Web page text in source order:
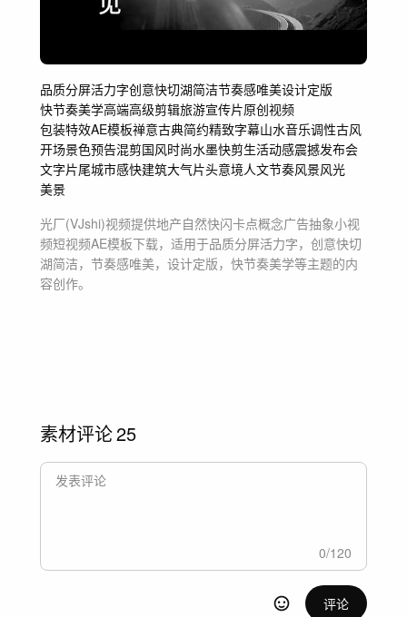
品质分屏活力字创意快切湖简洁节奏感唯美设计定版
快节奏美学高端高级剪辑旅游宣传片原创视频
包装特效AE模板禅意古典简约精致字幕山水音乐调性古风
开场景色预告混剪国风时尚水墨快剪生活动感震撼发布会
文字片尾城市感快建筑大气片头意境人文节奏风景风光
美景
光厂(VJshi)视频提供地产自然快闪卡点概念广告抽象小视
频短视频AE模板下载，适用于品质分屏活力字，创意快切
湖简洁，节奏感唯美，设计定版，快节奏美学等主题的内
容创作。
素材评论25
0/120
评论